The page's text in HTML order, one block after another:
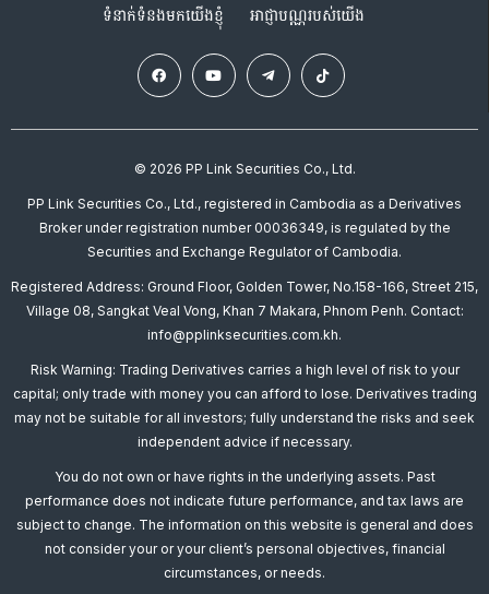
ទំនាក់ទំនងមកយើងខ្ញុំ
អាជ្ញាបណ្ណរបស់យើង
© 2026 PP Link Securities Co., Ltd.
PP Link Securities Co., Ltd., registered in Cambodia as a Derivatives
Broker under registration number 00036349, is regulated by the
Securities and Exchange Regulator of Cambodia.
Registered Address: Ground Floor, Golden Tower, No.158-166, Street 215,
Village 08, Sangkat Veal Vong, Khan 7 Makara, Phnom Penh. Contact:
info@pplinksecurities.com.kh.
Risk Warning: Trading Derivatives carries a high level of risk to your
capital; only trade with money you can afford to lose. Derivatives trading
may not be suitable for all investors; fully understand the risks and seek
independent advice if necessary.
You do not own or have rights in the underlying assets. Past
performance does not indicate future performance, and tax laws are
subject to change. The information on this website is general and does
not consider your or your client’s personal objectives, financial
circumstances, or needs.